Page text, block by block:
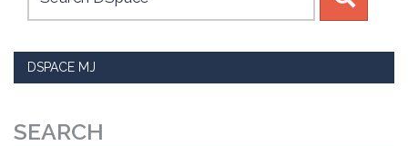
DSPACE MJ
SEARCH